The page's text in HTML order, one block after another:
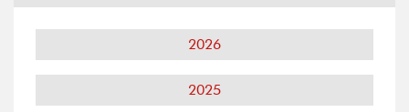
2026
2025